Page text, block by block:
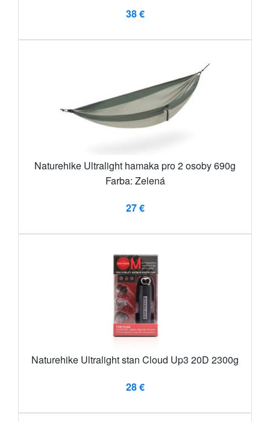
38 €
Naturehike Ultralight hamaka pro 2 osoby 690g
Farba: Zelená
27 €
Naturehike Ultralight stan Cloud Up3 20D 2300g
28 €